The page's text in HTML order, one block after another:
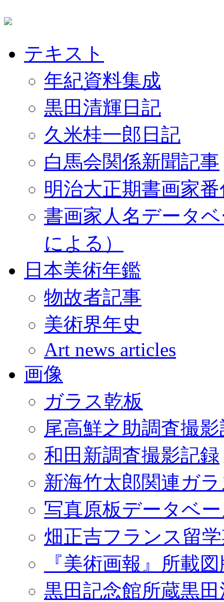
テキスト
年紀資料集成
黒田清輝日記
久米桂一郎日記
白馬会関係新聞記事
明治大正期書画家
書画家人名データ
による）
日本美術年鑑
物故者記事
美術界年史
Art news articles
画像
ガラス乾板
尾高鮮之助調査撮
和田新調査撮影記録
新海竹太郎関連ガ
写真原板データベ
畑正吉フランス留
『美術画報』所載
黒田記念館所蔵黒